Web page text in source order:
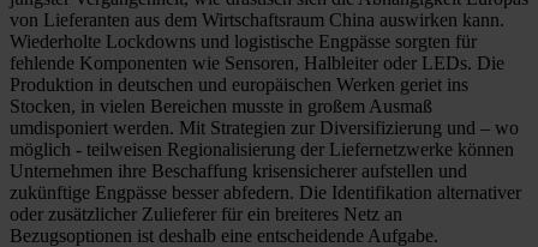
von Lieferanten aus dem Wirtschaftsraum China auswirken kann.
Wiederholte Lockdowns und logistische Engpässe sorgten für
fehlende Komponenten wie Sensoren, Halbleiter oder LEDs. Die
Produktion in deutschen und europäischen Werken geriet ins
Stocken, in vielen Bereichen musste in großem Ausmaß
umdisponiert werden. Mit Strategien zur Diversifizierung und – wo
möglich - teilweisen Regionalisierung der Liefernetzwerke können
Unternehmen ihre Beschaffung krisensicherer aufstellen und
zukünftige Engpässe besser abfedern. Die Identifikation alternativer
oder zusätzlicher Zulieferer für ein breiteres Netz an
Bezugsoptionen ist deshalb eine entscheidende Aufgabe.